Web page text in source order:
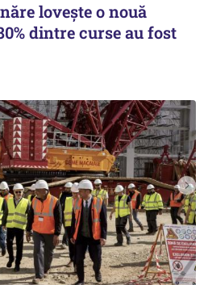
lovește o nouă
dintre curse au fost